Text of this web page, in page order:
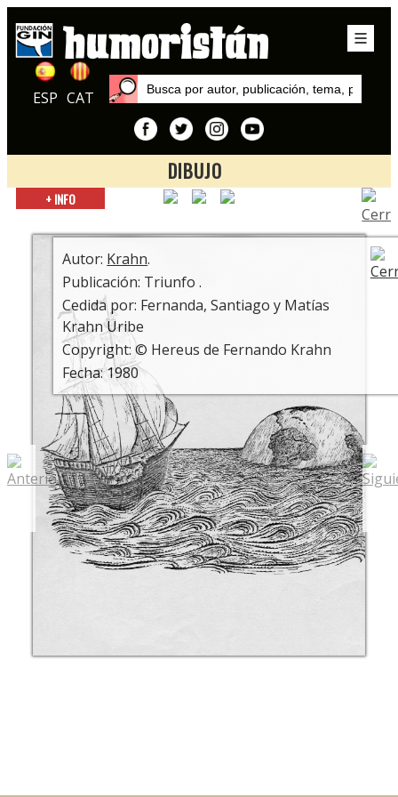
ESP CAT
DIBUJO
Inicio
Krahn
+ INFO
Autor: Krahn.
Publicación: Triunfo .
Cedida por: Fernanda, Santiago y Matías
Krahn Uribe
Copyright: © Hereus de Fernando Krahn
Fecha: 1980